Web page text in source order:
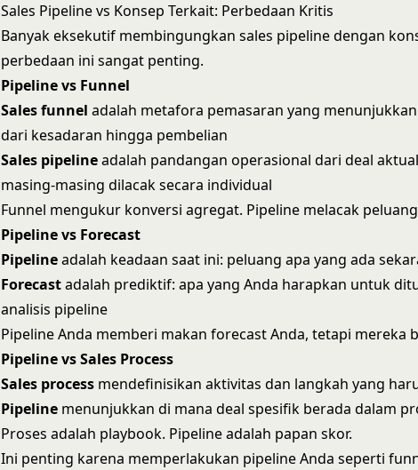
Sales Pipeline vs Konsep Terkait: Perbedaan Kritis
Banyak eksekutif membingungkan sales pipeline dengan
perbedaan ini sangat penting.
Pipeline vs Funnel
Sales funnel adalah metafora pemasaran yang
dari kesadaran hingga pembelian
Sales pipelineadalah pandangan operasional dari deal
masing-masing dilacak secara individual
Funnel mengukur konversi agregat. Pipeline melacak
Pipeline vs Forecast
Pipelineadalah keadaan saat ini: peluang apa yang ada
Forecastadalah prediktif: apa yang Anda harapkan untuk
analisis pipeline
Pipeline Anda memberi makan forecast Anda, tetapi mereka
Pipeline vs Sales Process
Sales process mendefinisikan aktivitas dan langkah yang
Pipeline menunjukkan di mana deal spesifik berada dalam
Proses adalah playbook. Pipeline adalah papan skor.
Ini penting karena memperlakukan pipeline Anda seperti